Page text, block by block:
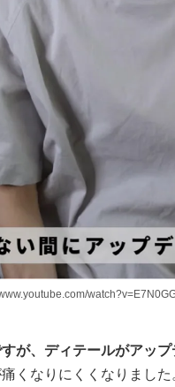
が、ディテールがアップ
くなりにくくなりまし